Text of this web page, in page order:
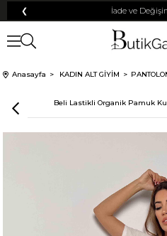
❮ İade ve
Anasayfa KADIN ALT GİYİM
Beli Lastikli Organik Pamuk